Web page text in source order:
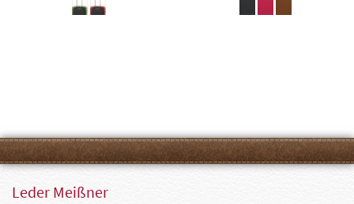
Leder Meißner